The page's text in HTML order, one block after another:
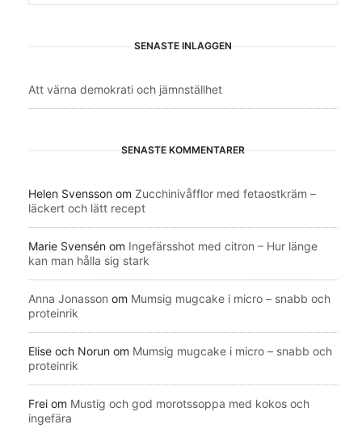
SENASTE INLÄGGEN
Att värna demokrati och jämnställhet
SENASTE KOMMENTARER
Helen Svensson om Zucchinivåfflor med fetaostkräm –
läckert och lätt recept
Marie Svensén om Ingefärsshot med citron – Hur länge
kan man hålla sig stark
Anna Jonasson om Mumsig mugcake i micro – snabb och
proteinrik
Elise och Norun om Mumsig mugcake i micro – snabb och
proteinrik
Frei om Mustig och god morotssoppa med kokos och
ingefära